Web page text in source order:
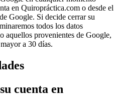
en Quiropráctica.com o desde el
Google. Si decide cerrar su
todos los datos
aquellos provenientes de Google,
a 30 días.
cuenta en